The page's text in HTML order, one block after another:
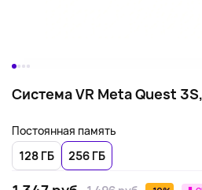
Система VR Meta Quest
Постоянная память
128 ГБ
256 ГБ